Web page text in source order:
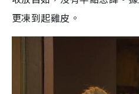
更凍到起雞皮。